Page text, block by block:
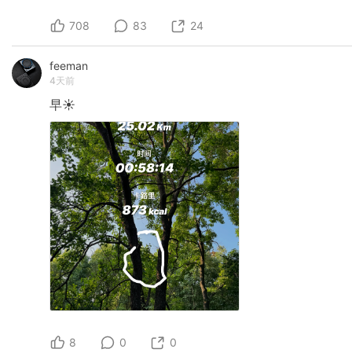
708 83 24
feeman
4天前
早☀️
8 0 0